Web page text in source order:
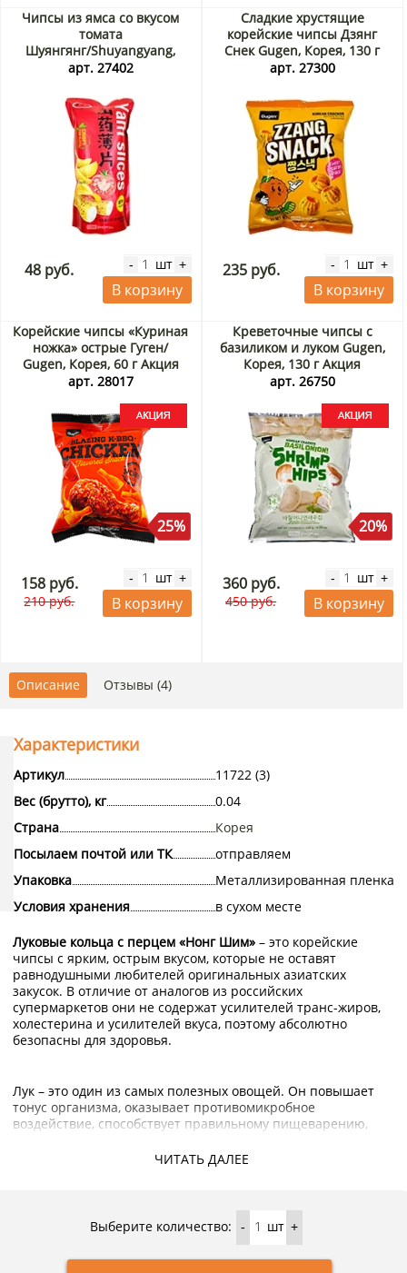
Чипсы из ямса со вкусом
томата
Шуянгянг/Shuyangyang,
Китай, 33 г
арт. 27402
48 руб. - шт +
В корзину
Сладкие хрустящие
корейские чипсы Дзянг
Снек Gugen, Корея, 130 г
арт. 27300
235 руб. - шт +
В корзину
Корейские чипсы «Куриная
ножка» острые Гуген/
Gugen, Корея, 60 г Акция
арт. 28017
25%
158 руб.
210 руб.
- шт +
В корзину
Креветочные чипсы с
базиликом и луком Gugen,
Корея, 130 г Акция
арт. 26750
20%
360 руб.
450 руб.
- шт +
В корзину
Описание Отзывы (4)
ЧИТАТЬ ДАЛЕЕ
Характеристики
Артикул
11722 (3)
Вес (брутто), кг
0.04
Страна
Корея
Посылаем почтой или ТК
отправляем
Упаковка
Металлизированная пленка
Условия хранения
в сухом месте
Луковые кольца с перцем «Нонг Шим» – это корейские
чипсы с ярким, острым вкусом, которые не оставят
равнодушными любителей оригинальных азиатских
закусок. В отличие от аналогов из российских
супермаркетов они не содержат усилителей транс-жиров,
холестерина и усилителей вкуса, поэтому абсолютно
безопасны для здоровья.
Лук – это один из самых полезных овощей. Он повышает
тонус организма, оказывает противомикробное
воздействие, способствует правильному пищеварению,
образованию раковых клеток. Чипсы дополнительно
корейские чипсы можно в интернет-магазинеKorShop.ru
Выберите количество: - шт +